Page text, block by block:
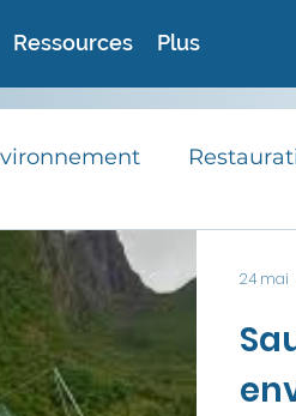
Ressources Plus
Avis d'experts
24 mai